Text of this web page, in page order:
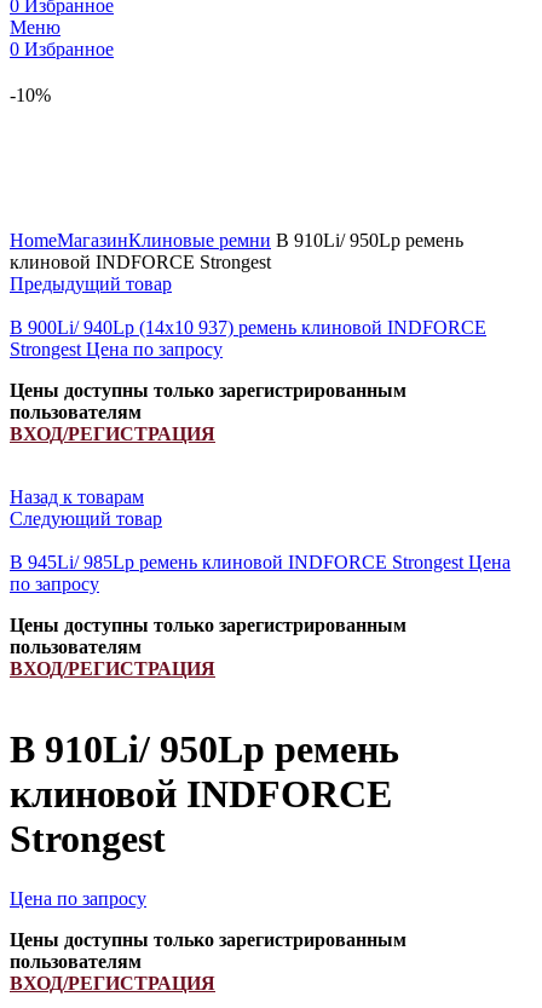
0 Избранное
Меню
0 Избранное
-10%
HomeМагазинКлиновые ремни B 910Li/ 950Lp ремень
клиновой INDFORCE Strongest
Предыдущий товар
B 900Li/ 940Lp (14x10 937) ремень клиновой INDFORCE
Strongest Цена по запросу
Цены доступны только зарегистрированным
пользователям
ВХОД/РЕГИСТРАЦИЯ
Назад к товарам
Следующий товар
B 945Li/ 985Lp ремень клиновой INDFORCE Strongest Цена
по запросу
Цены доступны только зарегистрированным
пользователям
ВХОД/РЕГИСТРАЦИЯ
B 910Li/ 950Lp ремень
клиновой INDFORCE
Strongest
Цена по запросу
Цены доступны только зарегистрированным
пользователям
ВХОД/РЕГИСТРАЦИЯ